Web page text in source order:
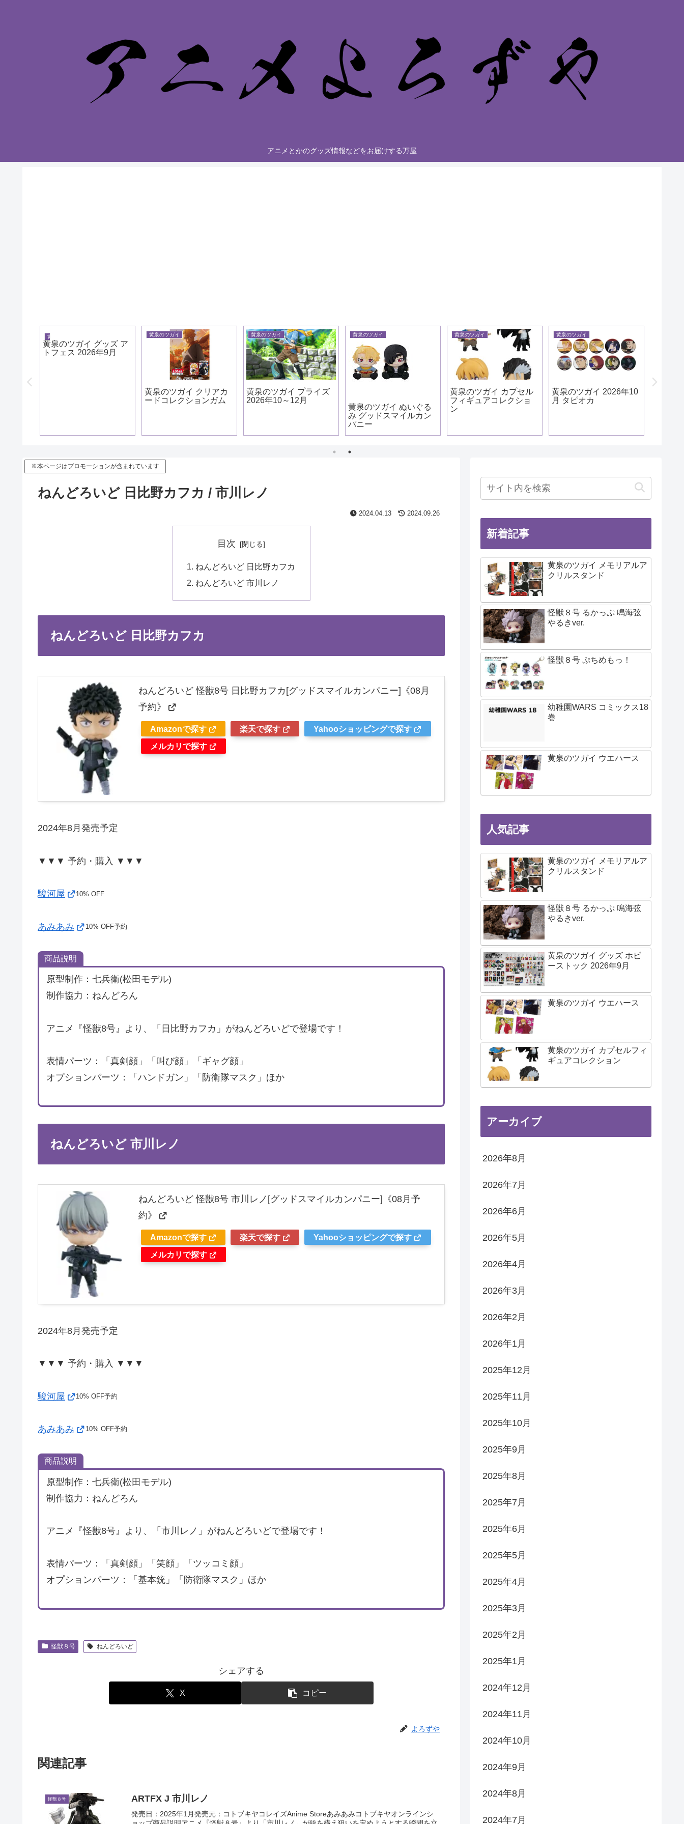
アニメとかのグッズ情報などをお届けする万屋
黄泉のツガイ
黄泉のツガイ グッズ ア
トフェス 2026年9月
黄泉のツガイ
黄泉のツガイ クリアカ
ードコレクションガム
黄泉のツガイ
黄泉のツガイ プライズ
2026年10～12月
黄泉のツガイ
黄泉のツガイ ぬいぐる
み グッドスマイルカン
パニー
黄泉のツガイ
黄泉のツガイ カプセル
フィギュアコレクショ
ン
黄泉のツガイ
黄泉のツガイ 2026年10
月 タピオカ
※本ページはプロモーションが含まれています
ねんどろいど 日比野カフカ / 市川レノ
2024.04.13 2024.09.26
目次
ねんどろいど 日比野カフカ
ねんどろいど 市川レノ
ねんどろいど 日比野カフカ
ねんどろいど 怪獣8号 日比野カフカ[グッドスマイルカンパニー]《08月
予約》
Amazonで探す 楽天で探す
Yahooショッピングで探す
メルカリで探す
2024年8月発売予定
▼▼▼ 予約・購入 ▼▼▼
駿河屋 10% OFF
あみあみ 10% OFF予約
商品説明
原型制作：七兵衛(松田モデル)
制作協力：ねんどろん
アニメ『怪獣8号』より、「日比野カフカ」がねんどろいどで登場です！
表情パーツ：「真剣顔」「叫び顔」「ギャグ顔」
オプションパーツ：「ハンドガン」「防衛隊マスク」ほか
ねんどろいど 市川レノ
ねんどろいど 怪獣8号 市川レノ[グッドスマイルカンパニー]《08月予
約》
Amazonで探す 楽天で探す
Yahooショッピングで探す
メルカリで探す
2024年8月発売予定
▼▼▼ 予約・購入 ▼▼▼
駿河屋 10% OFF予約
あみあみ 10% OFF予約
商品説明
原型制作：七兵衛(松田モデル)
制作協力：ねんどろん
アニメ『怪獣8号』より、「市川レノ」がねんどろいどで登場です！
表情パーツ：「真剣顔」「笑顔」「ツッコミ顔」
オプションパーツ：「基本銃」「防衛隊マスク」ほか
怪獣８号 ねんどろいど
シェアする
X コピー
よろずや
関連記事
怪獣８号 ARTFX J 市川レノ
発売日：2025年1月発売元：コトブキヤコレイズAnime Storeあみあみコトブキヤオンラインシ
新着記事
黄泉のツガイ メモリアルア
クリルスタンド
怪獣８号 るかっぷ 鳴海弦
やるきver.
怪獣８号 ぷちめもっ！
幼稚園WARS コミックス18
巻
黄泉のツガイ ウエハース
人気記事
黄泉のツガイ メモリアルア
クリルスタンド
怪獣８号 るかっぷ 鳴海弦
やるきver.
黄泉のツガイ グッズ ホビ
ーストック 2026年9月
黄泉のツガイ ウエハース
黄泉のツガイ カプセルフィ
ギュアコレクション
アーカイブ
2026年8月
2026年7月
2026年6月
2026年5月
2026年4月
2026年3月
2026年2月
2026年1月
2025年12月
2025年11月
2025年10月
2025年9月
2025年8月
2025年7月
2025年6月
2025年5月
2025年4月
2025年3月
2025年2月
2025年1月
2024年12月
2024年11月
2024年10月
2024年9月
2024年8月
2024年7月